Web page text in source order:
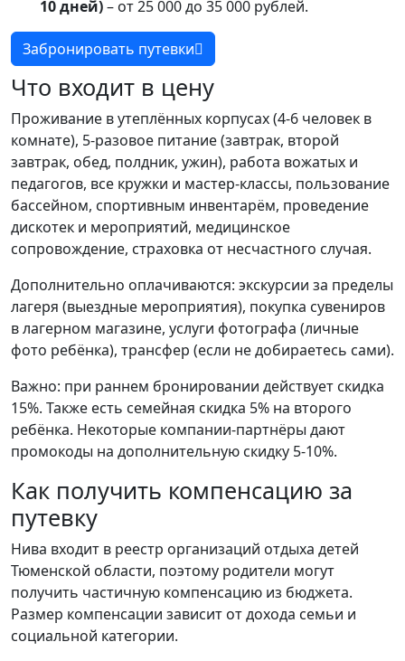
10 дней)– от 25 000 до 35 000 рублей.
Забронировать путевки
Что входит в цену
Проживание в утеплённых корпусах (4-6 человек в
комнате), 5-разовое питание (завтрак, второй
завтрак, обед, полдник, ужин), работа вожатых и
педагогов, все кружки и мастер-классы, пользование
бассейном, спортивным инвентарём, проведение
дискотек и мероприятий, медицинское
сопровождение, страховка от несчастного случая.
Дополнительно оплачиваются: экскурсии за пределы
лагеря (выездные мероприятия), покупка сувениров
в лагерном магазине, услуги фотографа (личные
фото ребёнка), трансфер (если не добираетесь сами).
Важно: при раннем бронировании действует скидка
15%. Также есть семейная скидка 5% на второго
ребёнка. Некоторые компании-партнёры дают
промокоды на дополнительную скидку 5-10%.
Как получить компенсацию за
путевку
Нива входит в реестр организаций отдыха детей
Тюменской области, поэтому родители могут
получить частичную компенсацию из бюджета.
Размер компенсации зависит от дохода семьи и
социальной категории.